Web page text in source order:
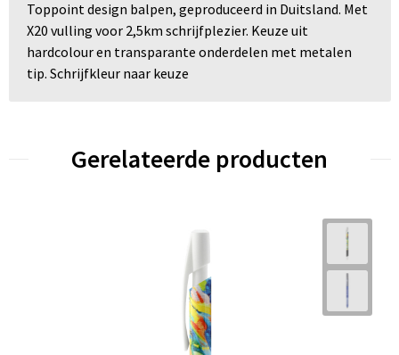
Toppoint design balpen, geproduceerd in Duitsland. Met
X20 vulling voor 2,5km schrijfplezier. Keuze uit
hardcolour en transparante onderdelen met metalen
tip. Schrijfkleur naar keuze
Gerelateerde producten